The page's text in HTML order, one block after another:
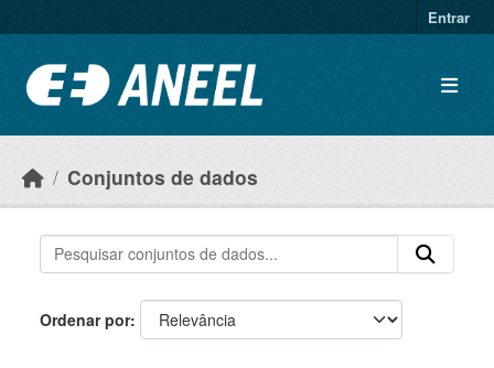
Entrar
Conjuntos de dados
Ordenar por